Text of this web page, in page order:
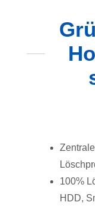
100%
HDD,